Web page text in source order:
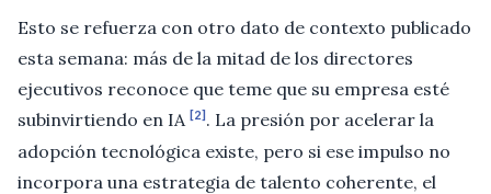
Esto se refuerza con otro dato de contexto publicado
esta semana: más de la mitad de los directores
ejecutivos reconoce que teme que su empresa esté
subinvirtiendo en IA [2] . La presión por acelerar la
adopción tecnológica existe, pero si ese impulso no
incorpora una estrategia de talento coherente, el